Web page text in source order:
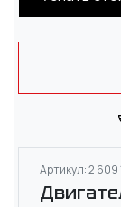
Артикул: 2 609